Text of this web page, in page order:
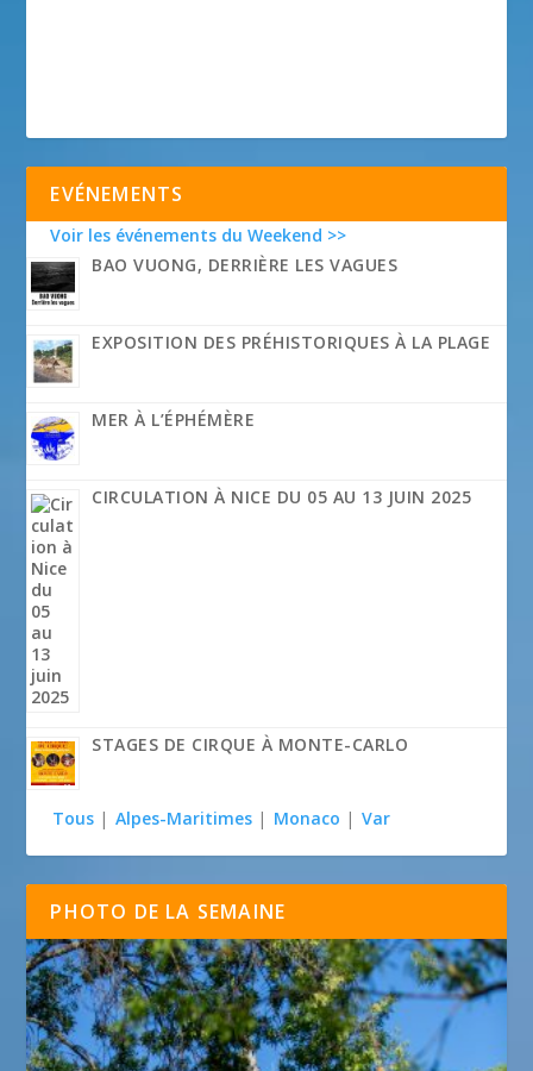
EVÉNEMENTS
Voir les événements du Weekend >>
BAO VUONG, DERRIÈRE LES VAGUES
EXPOSITION DES PRÉHISTORIQUES À LA PLAGE
MER À L’ÉPHÉMÈRE
CIRCULATION À NICE DU 05 AU 13 JUIN 2025
STAGES DE CIRQUE À MONTE-CARLO
Tous | Alpes-Maritimes | Monaco | Var
PHOTO DE LA SEMAINE